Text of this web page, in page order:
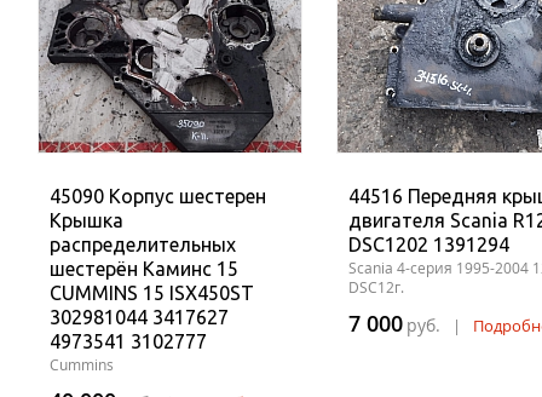
45090 Корпус шестерен
Крышка
распределительных
шестерён Каминс 15
CUMMINS 15 ISX450ST
302981044 3417627
4973541 3102777
Cummins
44516 Передняя
двигателя Scania
DSC1202 1391294
Scania 4-серия 1995-2004
DSC12г.
7 000 руб. |